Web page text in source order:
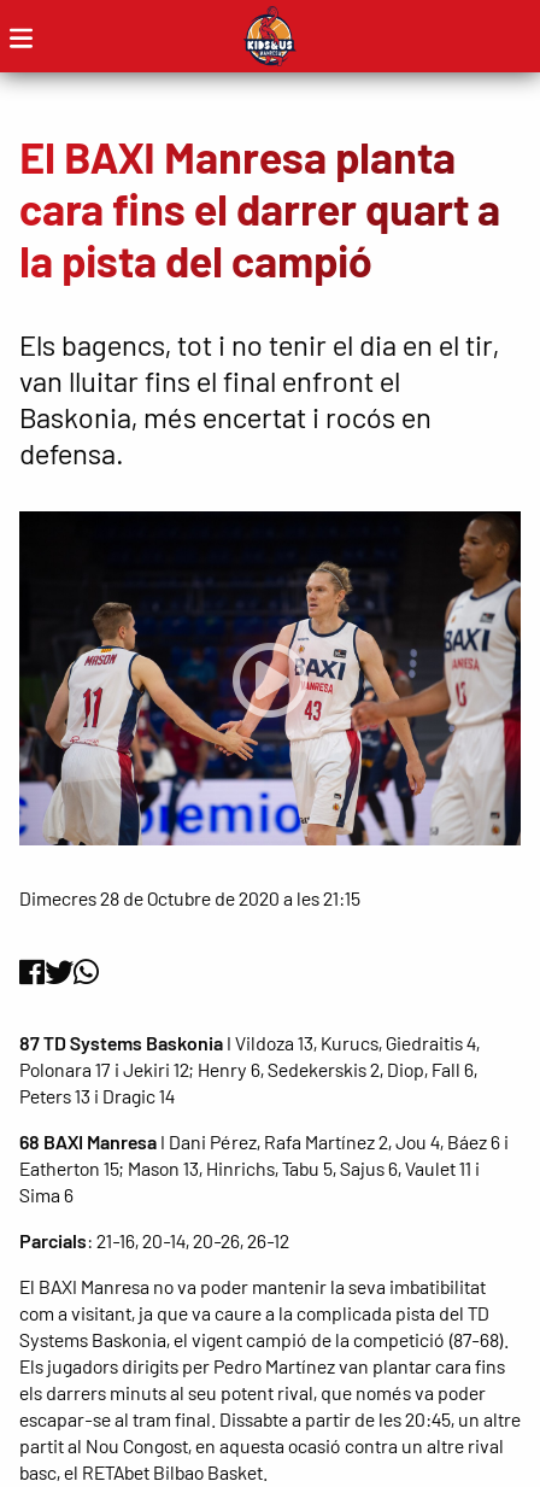
El BAXI Manresa planta
cara fins el darrer quart a
la pista del campió
Els bagencs, tot i no tenir el dia en el tir,
van lluitar fins el final enfront el
Baskonia, més encertat i rocós en
defensa.
Dimecres 28 de Octubre de 2020 a les 21:15
87 TD Systems Baskonia I Vildoza 13, Kurucs, Giedraitis 4,
Polonara 17 i Jekiri 12; Henry 6, Sedekerskis 2, Diop, Fall 6,
Peters 13 i Dragic 14
68 BAXI Manresa I Dani Pérez, Rafa Martínez 2, Jou 4, Báez 6 i
Eatherton 15; Mason 13, Hinrichs, Tabu 5, Sajus 6, Vaulet 11 i
Sima 6
Parcials: 21-16, 20-14, 20-26, 26-12
El BAXI Manresa no va poder mantenir la seva imbatibilitat
com a visitant, ja que va caure a la complicada pista del TD
Systems Baskonia, el vigent campió de la competició (87-68).
Els jugadors dirigits per Pedro Martínez van plantar cara fins
els darrers minuts al seu potent rival, que només va poder
escapar-se al tram final. Dissabte a partir de les 20:45, un altre
partit al Nou Congost, en aquesta ocasió contra un altre rival
basc, el RETAbet Bilbao Basket.